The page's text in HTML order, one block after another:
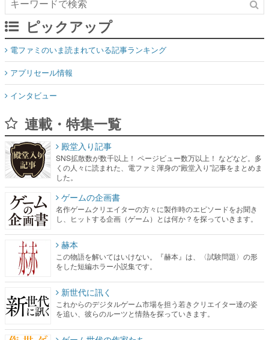
ピックアップ
電ファミのいま読まれている記事ランキング
アプリセール情報
インタビュー
連載・特集一覧
殿堂入り記事
SNS拡散数が数千以上！ ページビュー数万以上！ などなど。多
くの人々に読まれた、電ファミ渾身の“殿堂入り”記事をまとめま
した。
ゲームの企画書
名作ゲームクリエイターの方々に製作時のエピソードをお聞き
し、ヒットする企画（ゲーム）とは何か？を探っていきます。
赫本
この物語を解いてはいけない。『赫本』は、〈試験問題〉の形
をした短編ホラー小説集です。
新世代に訊く
これからのデジタルゲーム市場を担う若きクリエイター達の姿
を追い、彼らのルーツと情熱を探っていきます。